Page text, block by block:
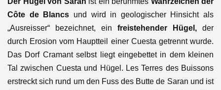
Côte de Blancs und wird in geologischer Hinsicht als
„Ausreisser“ bezeichnet, ein freistehender Hügel, der
durch Erosion vom Hauptteil einer Cuesta getrennt wurde.
Das Dorf Cramant selbst liegt eingebettet in dem kleinen
Tal zwischen Cuesta und Hügel. Les Terres des Buissons
erstreckt sich rund um den Fuss des Butte de Saran und ist